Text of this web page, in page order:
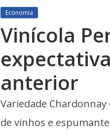
Economia
Vinícola
anterior
Variedade
de vinhos e